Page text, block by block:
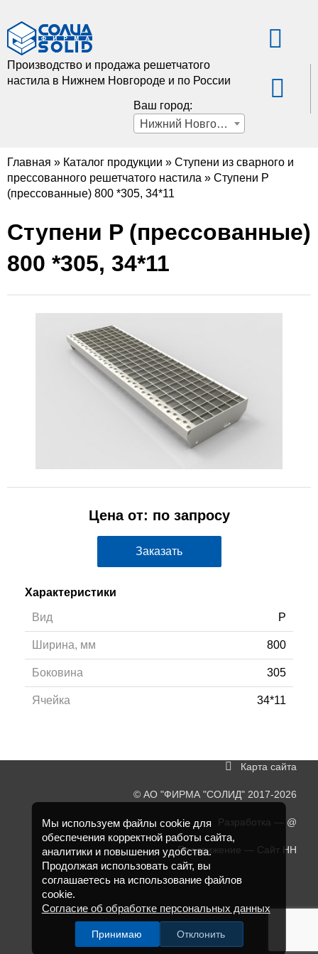
Производство и продажа решетчатого
настила в Нижнем Новгороде и по России
Ваш город:
Нижний Новгород
Главная » Каталог продукции » Ступени из сварного и
прессованного решетчатого настила » Ступени P
(прессованные) 800 *305, 34*11
Ступени P (прессованные)
800 *305, 34*11
Цена от: по запросу
Заказать
Характеристики
Вид P
Ширина, мм 800
Боковина 305
Ячейка 34*11
Карта сайта
© АО "ФИРМА "СОЛИД" 2017-2026
Разработка — @
Продвижение — Сайт НН
Мы используем файлы cookie для
обеспечения корректной работы сайта,
аналитики и повышения удобства.
Продолжая использовать сайт, вы
соглашаетесь на использование файлов
cookie.
Согласие об обработке персональных данных
Принимаю Отклонить